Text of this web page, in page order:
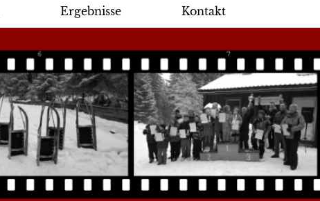
Ergebnisse Kontakt